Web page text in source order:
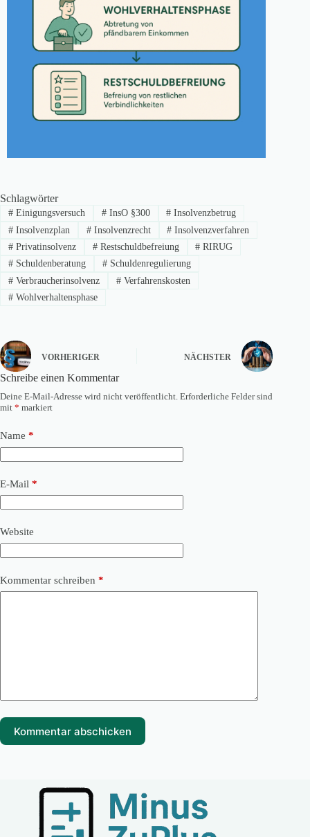
Schlagwörter
#Einigungsversuch #InsO §300 # Insolvenzbetrug
#Insolvenzplan #Insolvenzrecht # Insolvenzverfahren
#Privatinsolvenz #Restschuldbefreiung # RIRUG
#Schuldenberatung #Schuldenregulierung
#Verbraucherinsolvenz #Verfahrenskosten
#Wohlverhaltensphase
VORHERIGER NÄCHSTER
Schreibe einen Kommentar
Deine E-Mail-Adresse wird nicht veröffentlicht. Erforderliche Felder sind
mit * markiert
Name *
E-Mail *
Website
Kommentar schreiben *
Kommentar abschicken